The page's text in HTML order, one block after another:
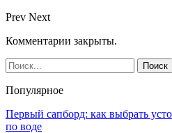
Prev Next
Комментарии закрыты.
Популярное
Первый сапборд: как выбрать
по воде